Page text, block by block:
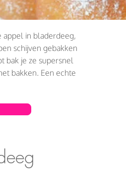
appel in bladerdeeg,
schijven gebakken
bak je ze supersnel
bakken. Een echte